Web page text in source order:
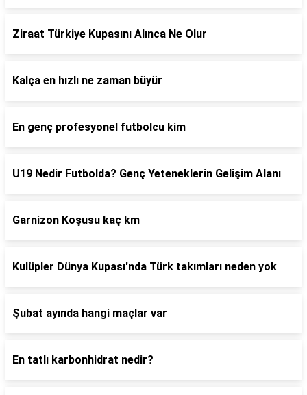
Ziraat Türkiye Kupasını Alınca Ne Olur
Kalça en hızlı ne zaman büyür
En genç profesyonel futbolcu kim
U19 Nedir Futbolda? Genç Yeteneklerin Gelişim Alanı
Garnizon Koşusu kaç km
Kulüpler Dünya Kupası'nda Türk takımları neden yok
Şubat ayında hangi maçlar var
En tatlı karbonhidrat nedir?